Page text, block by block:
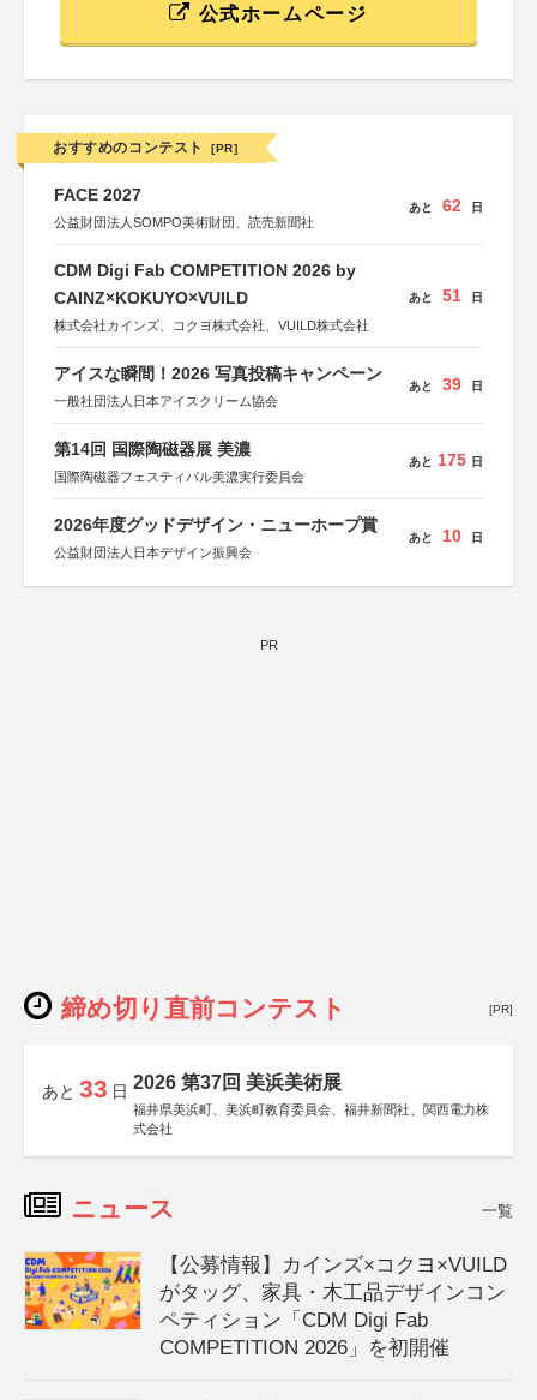
公式ホームページ
おすすめのコンテスト [PR]
FACE 2027
公益財団法人SOMPO美術財団、読売新聞社
あと 62 日
CDM Digi Fab COMPETITION 2026 by
CAINZ×KOKUYO×VUILD
株式会社カインズ、コクヨ株式会社、VUILD株式会社
あと 51 日
アイスな瞬間！2026 写真投稿キャンペーン
一般社団法人日本アイスクリーム協会
あと 39 日
第14回 国際陶磁器展 美濃
国際陶磁器フェスティバル美濃実行委員会
あと 175 日
2026年度グッドデザイン・ニューホープ賞
公益財団法人日本デザイン振興会
あと 10 日
PR
締め切り直前コンテスト [PR]
あと 33 日 2026 第37回 美浜美術展
福井県美浜町、美浜町教育委員会、福井新聞社、関西電力株
式会社
ニュース 一覧
【公募情報】カインズ×コクヨ×VUILD
がタッグ、家具・木工品デザインコン
ペティション「CDM Digi Fab
COMPETITION 2026」を初開催